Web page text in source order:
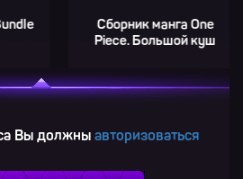
Сборник манга One
Piece. Большой куш
Вы должны авторизоваться